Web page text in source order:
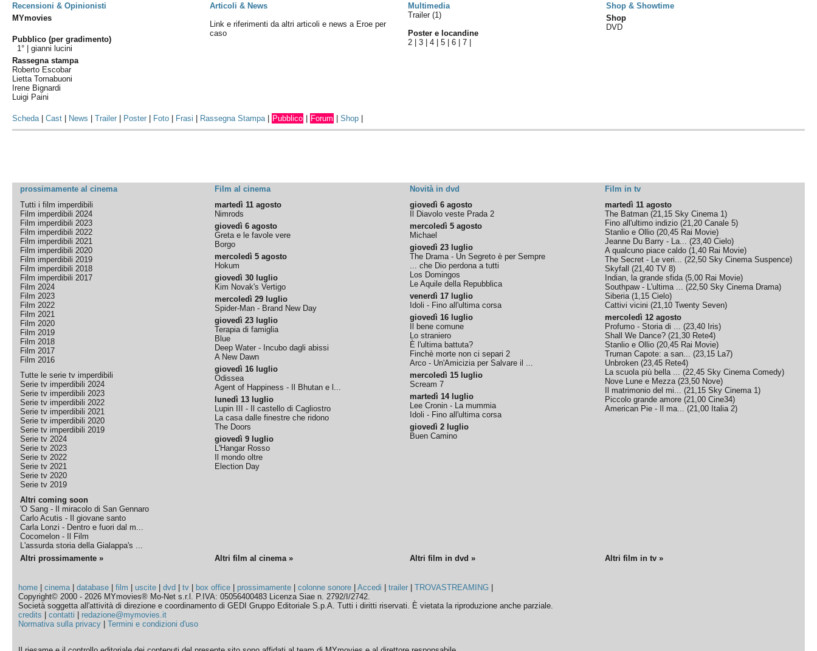
Recensioni & Opinionisti
Articoli & News Multimedia
Shop & Showtime
MYmovies
Pubblico (per gradimento)
1° |gianni lucini
Rassegna stampa
Roberto Escobar
Lietta Tornabuoni
Irene Bignardi
Luigi Paini
Link e riferimenti da altri articoli e news a Eroe per
caso
Trailer (1)
Poster e locandine
2 |3 |4 |5 |6 |7
Shop
DVD
Scheda|Cast News |Trailer Poster Foto Frasi Rassegna Stampa| Pubblico Forum |Shop
prossimamente al cinema Film al cinema Novità in dvd
Film in tv
Tutti i film imperdibili
Film imperdibili 2024
Film imperdibili 2023
Film imperdibili 2022
Film imperdibili 2021
Film imperdibili 2020
Film imperdibili 2019
Film imperdibili 2018
Film imperdibili 2017
Film 2024
Film 2023
Film 2022
Film 2021
Film 2020
Film 2019
Film 2018
Film 2017
Film 2016
Tutte le serie tv imperdibili
Serie tv imperdibili 2024
Serie tv imperdibili 2023
Serie tv imperdibili 2022
Serie tv imperdibili 2021
Serie tv imperdibili 2020
Serie tv imperdibili 2019
Serie tv 2024
Serie tv 2023
Serie tv 2022
Serie tv 2021
Serie tv 2020
Serie tv 2019
Altri coming soon
'O Sang - Il miracolo di San Gennaro
Carlo Acutis - Il giovane santo
Carla Lonzi - Dentro e fuori dal m...
Cocomelon - Il Film
L'assurda storia della Gialappa's ...
martedì 11 agosto
Nimrods
giovedì 6 agosto
Greta e le favole vere
Borgo
mercoledì 5 agosto
Hokum
giovedì 30 luglio
Kim Novak's Vertigo
mercoledì 29 luglio
Spider-Man - Brand New Day
giovedì 23 luglio
Terapia di famiglia
Blue
Deep Water - Incubo dagli abissi
A New Dawn
giovedì 16 luglio
Odissea
Agent of Happiness - Il Bhutan e l...
lunedì 13 luglio
Lupin III - Il castello di Cagliostro
La casa dalle finestre che ridono
The Doors
giovedì 9 luglio
L'Hangar Rosso
Il mondo oltre
Election Day
giovedì 6 agosto
Il Diavolo veste Prada 2
mercoledì 5 agosto
Michael
giovedì 23 luglio
The Drama - Un Segreto è per Sempre
... che Dio perdona a tutti
Los Domingos
Le Aquile della Repubblica
venerdì 17 luglio
Idoli - Fino all'ultima corsa
giovedì 16 luglio
Il bene comune
Lo straniero
È l'ultima battuta?
Finchè morte non ci separi 2
Arco - Un'Amicizia per Salvare il ...
mercoledì 15 luglio
Scream 7
martedì 14 luglio
Lee Cronin - La mummia
Idoli - Fino all'ultima corsa
giovedì 2 luglio
Buen Camino
martedì 11 agosto
The Batman (21,15 Sky Cinema 1)
Fino all'ultimo indizio (21,20 Canale 5)
Stanlio e Ollio (20,45 Rai Movie)
Jeanne Du Barry - La... (23,40 Cielo)
A qualcuno piace caldo (1,40 Rai Movie)
The Secret - Le veri... (22,50 Sky Cinema Suspence)
Skyfall (21,40 TV 8)
Indian, la grande sfida(5,00 Rai Movie)
Southpaw - L'ultima ... (22,50 Sky Cinema Drama)
Siberia(1,15 Cielo)
Cattivi vicini (21,10 Twenty Seven)
mercoledì 12 agosto
Profumo - Storia di ... (23,40 Iris)
Shall We Dance? (21,30 Rete4)
Stanlio e Ollio (20,45 Rai Movie)
Truman Capote: a san... (23,15 La7)
Unbroken (23,45 Rete4)
La scuola più bella ... (22,45 Sky Cinema Comedy)
Nove Lune e Mezza(23,50 Nove)
Il matrimonio del mi... (21,15 Sky Cinema 1)
Piccolo grande amore (21,00 Cine34)
American Pie - Il ma... (21,00 Italia 2)
Altri prossimamente » Altri film al cinema » Altri film in dvd » Altri film in tv »
home |cinema|database |film |uscite |dvd |tv box office prossimamente |colonne sonore |Accedi |trailer |TROVASTREAMING
Copyright© 2000 - 2026 MYmovies® Mo-Net s.r.l. P.IVA: 05056400483 Licenza Siae n. 2792/I/2742.
Società soggetta all'attività di direzione e coordinamento di GEDI Gruppo Editoriale S.p.A. Tutti i diritti riservati. È vietata la riproduzione anche parziale.
credits |contatti
redazione@mymovies.it
Normativa sulla privacy |Termini e condizioni d'uso